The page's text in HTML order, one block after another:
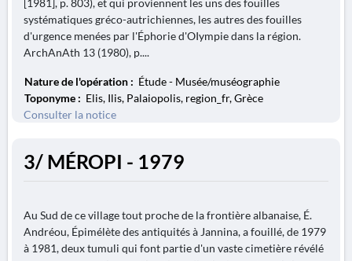
[1981], p. 803), et qui proviennent les uns des fouilles
systématiques gréco-autrichiennes, les autres des fouilles
d'urgence menées par l'Éphorie d'OIympie dans la région.
ArchAnAth 13 (1980), p....
Nature de l'opération : Étude - Musée/muséographie
Toponyme : Elis, Ilis, Palaiopolis, region_fr, Grèce
Consulter la notice
3/ MÉROPI - 1979
Au Sud de ce village tout proche de la frontière albanaise, É.
Andréou, Épimélète des antiquités à Jannina, a fouillé, de 1979
à 1981, deux tumuli qui font partie d'un vaste cimetière révélé